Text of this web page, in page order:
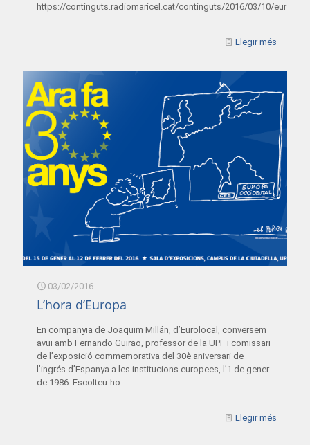
https://continguts.radiomaricel.cat/continguts/2016/03/10/
Llegir més
03/02/2016
L’hora d’Europa
En companyia de Joaquim Millán, d’Eurolocal, conversem
avui amb Fernando Guirao, professor de la UPF i comissari
de l’exposició commemorativa del 30è aniversari de
l’ingrés d’Espanya a les institucions europees, l’1 de gener
de 1986. Escolteu-ho
Llegir més